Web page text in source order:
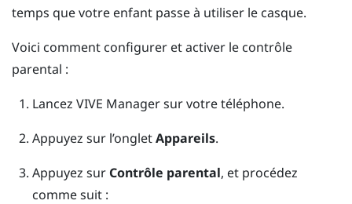
temps que votre enfant passe à utiliser le casque.
Voici comment configurer et activer le contrôle
parental :
Lancez VIVE Managersur votre téléphone.
Appuyez sur l’ongletAppareils.
Appuyez sur Contrôle parental, et procédez
comme suit :